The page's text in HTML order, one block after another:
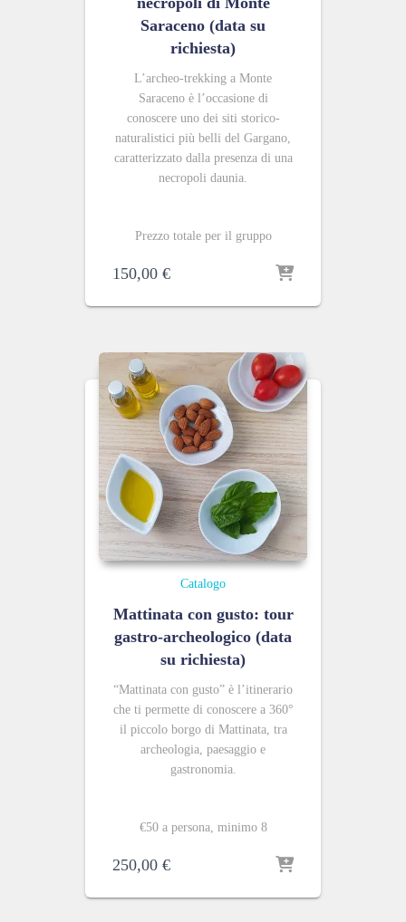
Saraceno (data su
richiesta)
L’archeo-trekking a Monte
Saraceno è l’occasione di
conoscere uno dei siti storico-
naturalistici più belli del Gargano,
caratterizzato dalla presenza di una
necropoli daunia.
Prezzo totale per il gruppo
150,00 €
Catalogo
Mattinata con gusto: tour
gastro-archeologico (data
su richiesta)
“Mattinata con gusto” è l’itinerario
che ti permette di conoscere a 360°
il piccolo borgo di Mattinata, tra
archeologia, paesaggio e
gastronomia.
€50 a persona, minimo 8
250,00 €